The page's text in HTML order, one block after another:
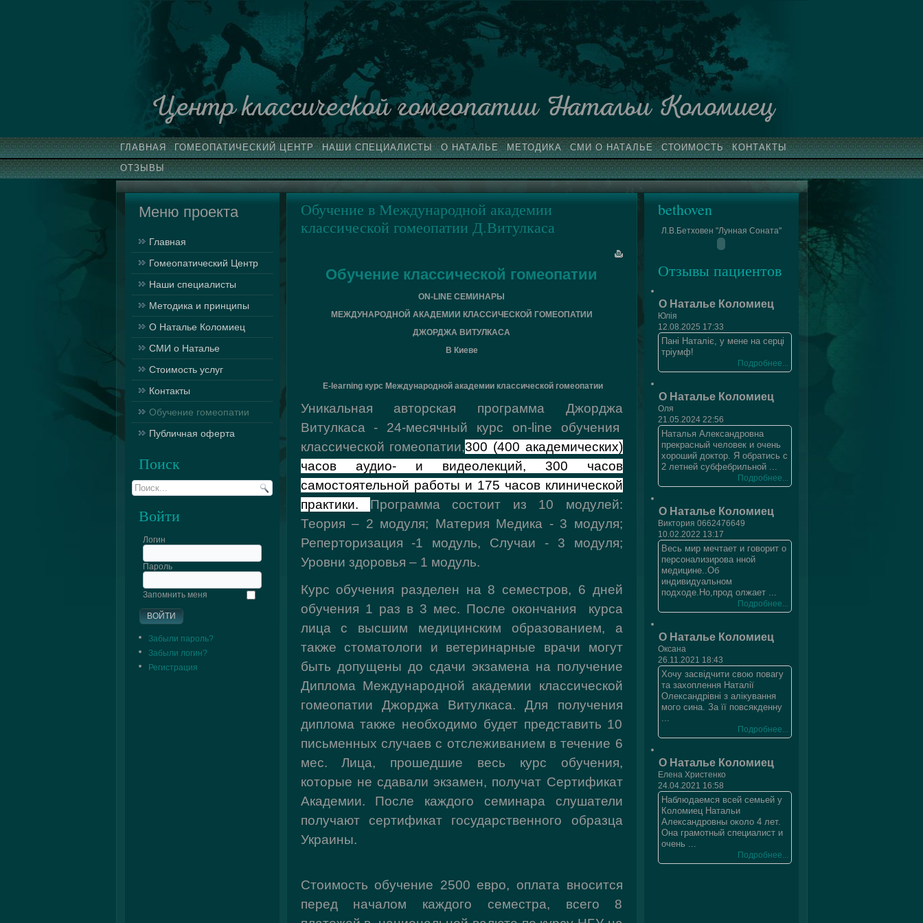
Центр классической гомеопатии Натальи Коломиец
ГЛАВНАЯ ГОМЕОПАТИЧЕСКИЙ ЦЕНТР НАШИ СПЕЦИАЛИСТЫ О НАТАЛЬЕ МЕТОДИКА СМИ О НАТАЛЬЕ СТОИМОСТЬ
КОНТАКТЫ
ОТЗЫВЫ
Меню проекта
Главная
Гомеопатический Центр
Наши специалисты
Методика и принципы
О Наталье Коломиец
СМИ о Наталье
Стоимость услуг
Контакты
Обучение гомеопатии
Публичная оферта
Поиск
Войти
Логин
Пароль
Запомнить меня
Забыли пароль?
Забыли логин?
Регистрация
Обучение в Международной академии
классической гомеопатии Д.Витулкаса
Обучение классической гомеопатии
ON-LINE СЕМИНАРЫ
МЕЖДУНАРОДНОЙ АКАДЕМИИ КЛАССИЧЕСКОЙ ГОМЕОПАТИИ
ДЖОРДЖА ВИТУЛКАСА
В Киеве
E-learning курс Международной академии классической гомеопатии
Уникальная авторская программа Джорджа
Витулкаса - 24-месячный курс on-line обучения
классической гомеопатии,300 (400 академических)
часов аудио- и видеолекций, 300 часов
самостоятельной работы и 175 часовклинической
практики. Программасостоит из 10 модулей:
Теория – 2 модуля; Материя Медика - 3 модуля;
Реперторизация -1 модуль, Случаи - 3 модуля;
Уровни здоровья – 1 модуль.
Курс обучения разделен на 8 семестров, 6 дней
обучения 1 раз в 3 мес. После окончания курса
лица с высшим медицинским образованием, а
также стоматологи и ветеринарные врачи могут
быть допущены до сдачи экзамена на получение
Диплома Международной академии классической
гомеопатии Джорджа Витулкаса. Для получения
диплома также необходимо будет представить 10
письменных случаев с отслеживанием в течение 6
мес. Лица, прошедшие весь курс обучения,
которые не сдавали экзамен, получат Сертификат
Академии. После каждого семинара слушатели
получают сертификат государственного образца
Украины.
Стоимость обучение 2500 евро, оплата вносится
перед началом каждого семестра, всего 8
bethoven
Л.В.Бетховен "Лунная Соната"
Отзывы пациентов
О Наталье Коломиец
Юлія
12.08.2025 17:33
Пані Наталіє, у мене на серці
тріумф!
Подробнее...
О Наталье Коломиец
Оля
21.05.2024 22:56
Наталья Александровна
прекрасный человек и очень
хороший доктор. Я обратись с
2 летней субфебрильной ...
Подробнее...
О Наталье Коломиец
Виктория 0662476649
10.02.2022 13:17
Весь мир мечтает и говорит о
персонализирова нной
медицине..Об
индивидуальном
подходе.Но,прод олжает ...
Подробнее...
О Наталье Коломиец
Оксана
26.11.2021 18:43
Хочу засвідчити свою повагу
та захоплення Наталії
Олександрівні з алікування
мого сина. За її повсякденну
Подробнее...
О Наталье Коломиец
Елена Христенко
24.04.2021 16:58
Наблюдаемся всей семьей у
Коломиец Натальи
Александровны около 4 лет.
Она грамотный специалист и
очень ...
Подробнее...